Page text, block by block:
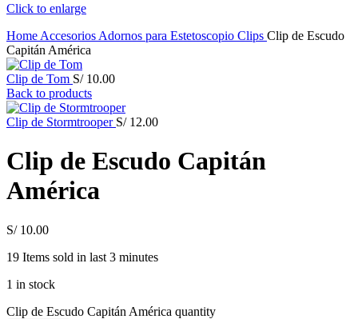
Click to enlarge
Home Accesorios Adornos para Estetoscopio Clips Clip de Escudo
Capitán América
Clip de Tom S/10.00
Back to products
Clip de Stormtrooper S/12.00
Clip de Escudo Capitán
América
S/10.00
19 Items sold in last 3 minutes
1 in stock
Clip de Escudo Capitán América quantity